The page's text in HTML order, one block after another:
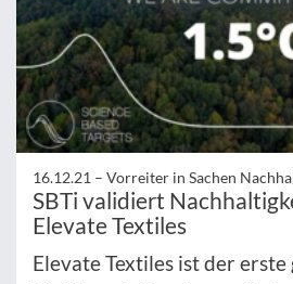
16.12.21 – Vorreiter in Sachen
SBTi validiert
Elevate Textiles
Elevate Textiles ist der